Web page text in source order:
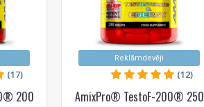
200
(17)
Reklāmdevēji
AmixPro® TestoF-200® 250
(12)